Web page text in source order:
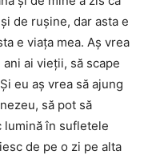
de ruşine, dar asta e
e viaţa mea. Aş vrea
ai vieţii, să scape
eu aş vrea să ajung
să pot să
lumină în sufletele
de pe o zi pe alta